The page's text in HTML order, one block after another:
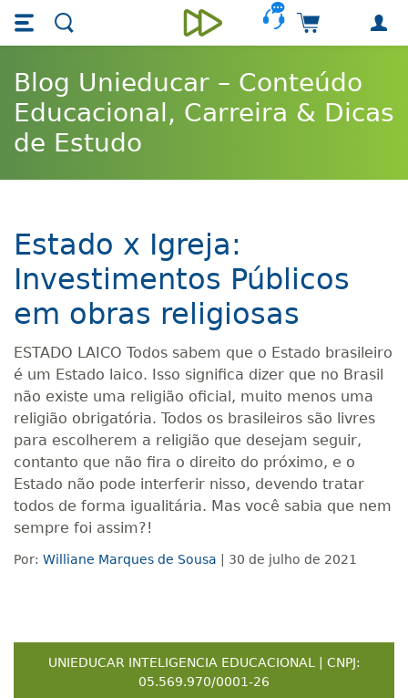
Skip main navigation
Skip to main content
Unieducar
Carrinho de
Blog Unieducar – Conteúdo
Educacional, Carreira & Dicas
de Estudo
Estado x Igreja:
Investimentos Públicos
em obras religiosas
ESTADO LAICO Todos sabem que o Estado brasileiro
é um Estado laico. Isso significa dizer que no Brasil
não existe uma religião oficial, muito menos uma
religião obrigatória. Todos os brasileiros são livres
para escolherem a religião que desejam seguir,
contanto que não fira o direito do próximo, e o
Estado não pode interferir nisso, devendo tratar
todos de forma igualitária. Mas você sabia que nem
sempre foi assim?!
Por: Williane Marques de Sousa | 30 de julho de 2021
UNIEDUCAR INTELIGENCIA EDUCACIONAL | CNPJ:
05.569.970/0001-26